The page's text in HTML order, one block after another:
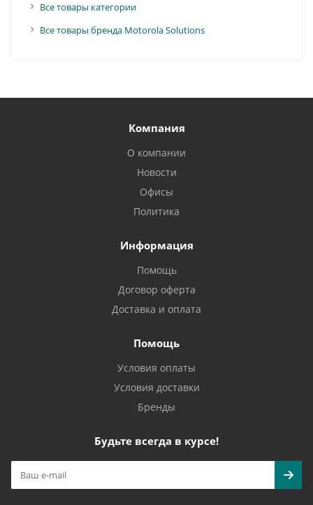
Все товары категории
Все товары бренда Motorola Solutions
Компания
О компании
Новости
Офисы
Политика
Информация
Помощь
Договор оферта
Доставка и оплата
Помощь
Условия оплаты
Условия доставки
Бренды
Будьте всегда в курсе!